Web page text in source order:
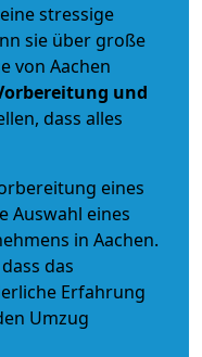
stressige
sie über große
von Aachen
und
dass alles
eines
Auswahl eines
in Aachen.
das
Erfahrung
Umzug